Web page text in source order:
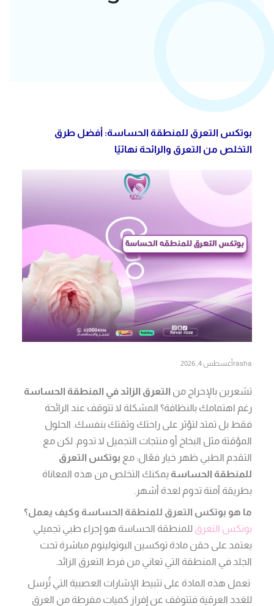
بوتكس التعرق للمنطقة الحساسة: أفضل طرق
التخلص من التعرق والرائحة نهائيًا
rasha أغسطس 4, 2026
تشعرين بالإحراج من التعرق الزائد في المنطقة الحساسة
رغم اهتمامك بالنظافة؟ المشكلة لا تتوقف عند الرائحة
فقط بل تمتد لتؤثر على راحتك وثقتك بنفسك. الحلول
المؤقتة مثل البخاخ أو منتجات التجميل لا تدوم. لكن مع
التقدم الطبي ظهر خيار فعّال: مع بوتكس التعرق
للمنطقة الحساسة يمكنك التخلص من هذه المعاناة
بطريقة آمنة تدوم لعدة أشهر.
ما هو بوتكس التعرق للمنطقة الحساسة وكيف يعمل؟
بوتكس التعرق للمنطقة الحساسة هو إجراء طبي تجميلي
يعتمد على حقن مادة توكسين البوتولينوم مباشرة تحت
الجلد في المنطقة التي تعاني من فرط التعرق الزائد.
تعمل هذه المادة على تثبيط الإشارات العصبية التي تُرسل
للغدد العرقية فتتوقف عن إفراز كميات مفرطة من العرق